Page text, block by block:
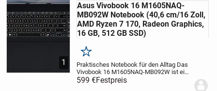
1
Asus Vivobook 16 M1605NAQ-
MB092W Notebook (40,6 cm/16 Zoll,
AMD Ryzen 7 170, Radeon Graphics,
16 GB, 512 GB SSD)
Merken
Praktisches Notebook für den Alltag Das
Vivobook 16 M1605NAQ-MB092W ist ein
Notebook der Marke Asus. Das
vorinstallierte Betriebssystem Windows
599 €Festpreis